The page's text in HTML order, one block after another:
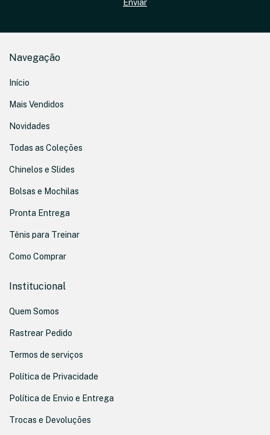
Navegação
Início
Mais Vendidos
Novidades
Todas as Coleções
Chinelos e Slides
Bolsas e Mochilas
Pronta Entrega
Tênis para Treinar
Como Comprar
Institucional
Quem Somos
Rastrear Pedido
Termos de serviços
Política de Privacidade
Política de Envio e Entrega
Trocas e Devoluções